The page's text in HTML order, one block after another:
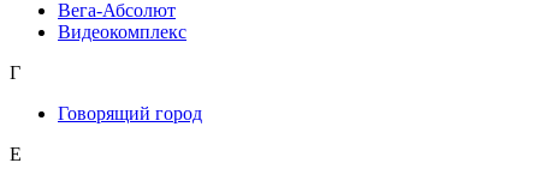
Вега-Абсолют
Видеокомплекс
Г
Говорящий город
Е